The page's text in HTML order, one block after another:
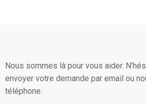
Nous sommes là pour vous aider.
envoyer votre demande par email ou
téléphone.